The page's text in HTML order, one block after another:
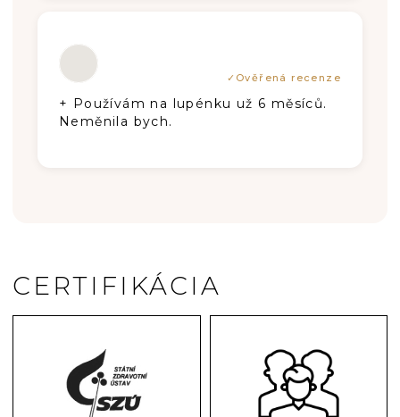
+ Používám na lupénku už 6 měsíců.
Neměnila bych.
CERTIFIKÁCIA